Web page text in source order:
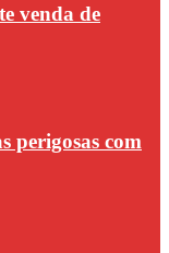
venda de
perigosas com